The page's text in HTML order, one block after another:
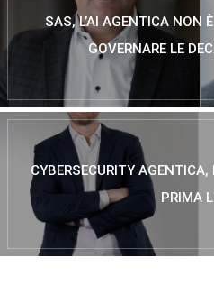
SAS, L’AI AGENTICA NON
GOVERNARE LE
CYBERSECURITY
PRIMA